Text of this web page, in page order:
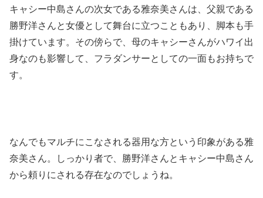
キャシー中島さんの次女である雅奈美さんは、父親である
勝野洋さんと女優として舞台に立つこともあり、脚本も手
掛けています。その傍らで、母のキャシーさんがハワイ出
身なのも影響して、フラダンサーとしての一面もお持ちで
す。
なんでもマルチにこなされる器用な方という印象がある雅
奈美さん。しっかり者で、勝野洋さんとキャシー中島さん
から頼りにされる存在なのでしょうね。